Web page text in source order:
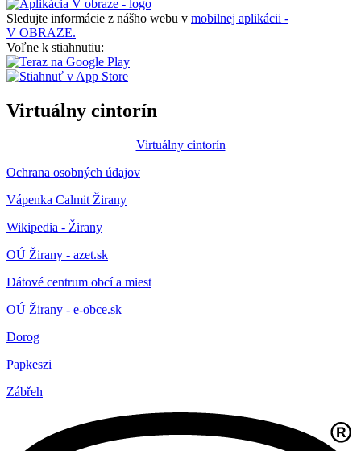
Sledujte informácie z nášho webu v mobilnej aplikácii -
V OBRAZE.
Voľne k stiahnutiu:
Virtuálny cintorín
Virtuálny cintorín
Ochrana osobných údajov
Vápenka Calmit Žirany
Wikipedia - Žirany
OÚ Žirany - azet.sk
Dátové centrum obcí a miest
OÚ Žirany - e-obce.sk
Dorog
Papkeszi
Zábřeh